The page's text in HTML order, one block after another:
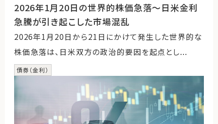
2026年1月20日の世界的株価急落～日米金利
急騰が引き起こした市場混乱
2026年1月20日から21日にかけて発生した世界的な
株価急落は、日米双方の政治的要因を起点とし...
債券（金利）